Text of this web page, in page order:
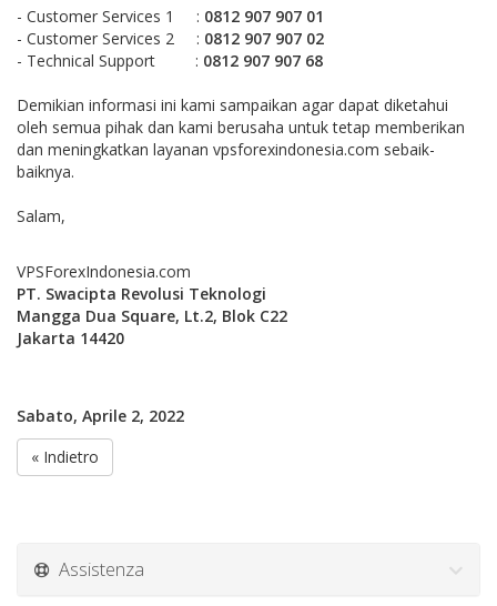
- Customer Services 1 : 0812 907 907 01
- Customer Services 2 : 0812 907 907 02
- Technical Support : 0812 907 907 68
Demikian informasi ini kami sampaikan agar dapat diketahui
oleh semua pihak dan kami berusaha untuk tetap memberikan
dan meningkatkan layanan vpsforexindonesia.com sebaik-
baiknya.
Salam,
VPSForexIndonesia.com
PT. Swacipta Revolusi Teknologi
Mangga Dua Square, Lt.2, Blok C22
Jakarta 14420
Sabato, Aprile 2, 2022
« Indietro
Assistenza